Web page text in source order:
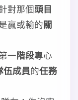
對那個頭目
贏或輸的關
一階段專心
伍成員的任務